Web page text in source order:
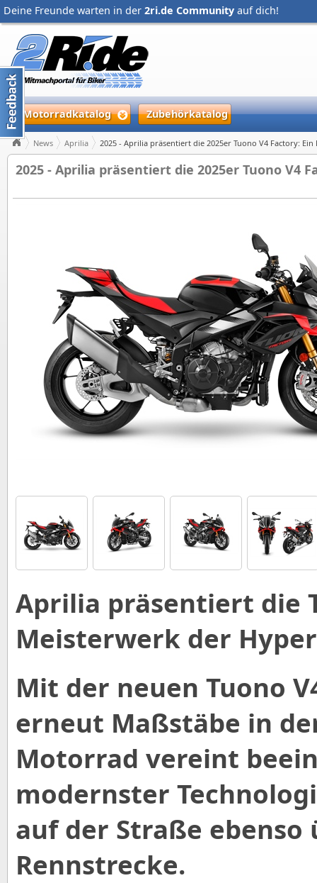
Deine Freunde warten in der 2ri.de Community auf dich!
Motorradkatalog Zubehörkatalog
News Aprilia 2025 - Aprilia präsentiert die 2025er Tuono V4 Factory:
Aprilia präsentiert die
Meisterwerk der
Mit der neuen Tuono
erneut Maßstäbe in
Motorrad vereint
modernster
auf der Straße
Rennstrecke.